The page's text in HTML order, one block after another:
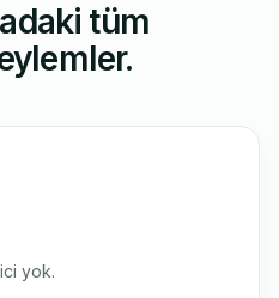
tüm
yok.